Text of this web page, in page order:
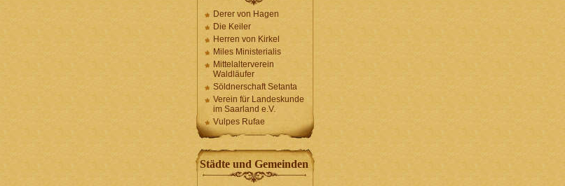
Derer von Hagen
Die Keiler
Herren von Kirkel
Miles Ministerialis
Mittelalterverein
Waldläufer
Söldnerschaft Setanta
Verein für Landeskunde
im Saarland e.V.
Vulpes Rufae
Städte und Gemeinden